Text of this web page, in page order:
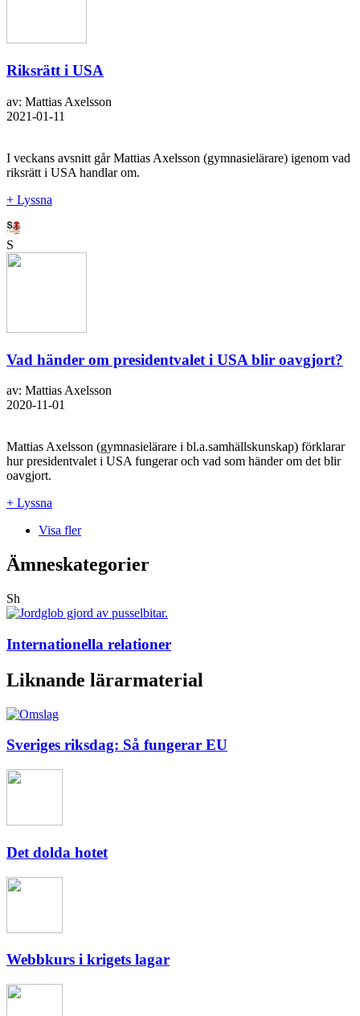
Riksrätt i USA
av: Mattias Axelsson
2021-01-11
I veckans avsnitt går Mattias Axelsson (gymnasielärare) igenom vad
riksrätt i USA handlar om.
+ Lyssna
S
Vad händer om presidentvalet i USA blir oavgjort?
av: Mattias Axelsson
2020-11-01
Mattias Axelsson (gymnasielärare i bl.a.samhällskunskap) förklarar
hur presidentvalet i USA fungerar och vad som händer om det blir
oavgjort.
+ Lyssna
Visa fler
Ämneskategorier
Sh
Internationella relationer
Liknande lärarmaterial
Sveriges riksdag: Så fungerar EU
Det dolda hotet
Webbkurs i krigets lagar